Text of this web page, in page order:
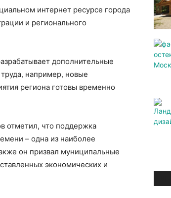
интернет ресурсе города
и регионального
дополнительные
например, новые
региона готовы временно
отметил, что поддержка
– одна из наиболее
он призвал муниципальные
экономических и